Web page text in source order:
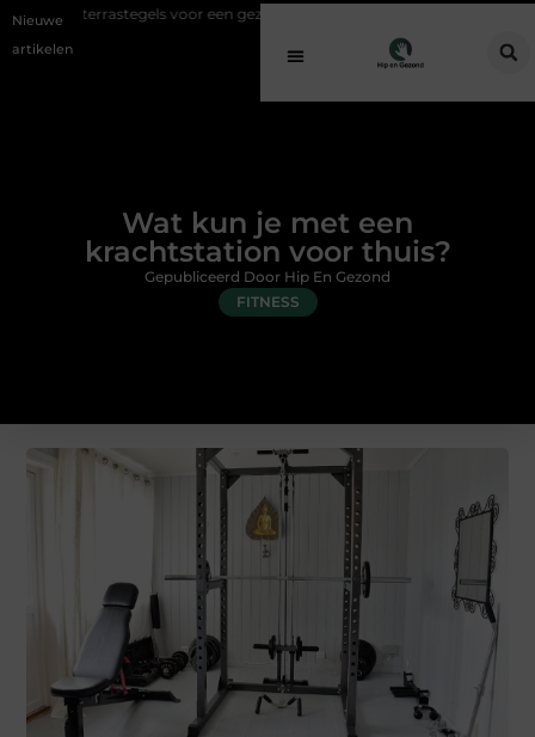
Nieuwe
artikelen
voor een gezonde buitenplek
Wat kun je met een
krachtstation voor thuis?
FITNESS
Gepubliceerd Door Hip En Gezond